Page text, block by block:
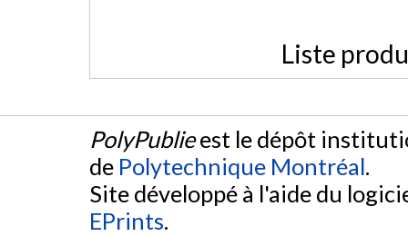
Liste
PolyPublieest le dépôt
de Polytechnique Montréal.
Site développé à l'aide du
EPrints.